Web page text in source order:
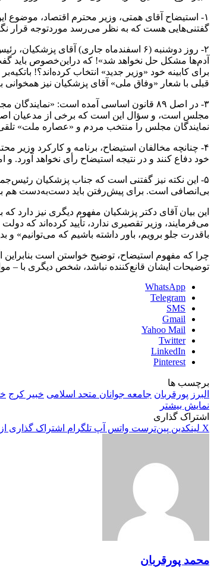
۱- استیضاح آقای همتی، وزیر محترم اقتصاد،
گفتنی‌هایی هست که به نظر می‌رسد موردتوجه قرار
۲- روز دوشنبه (۶ اسفندماه جاری)
آدم‌ها مشکل حل نخواهد شد»! که دراین‌خصوص باید
برای کابینه خود «وزیر جدید» انتخاب کرده‌اند؟!
قبلی با شعار «وفاق ملی» آقای پزشکیان نیز
۳- در اصل ۸۹ قانون اساسی آمده است:
مجلس است، و سؤال این است که برخی از مدعیان
نمایندگان مجلس را منتخب مردم و «عصاره ملت»
۴- چنانچه مخالفان استیضاح، برنامه و کارکرد وزیر
خود دفاع کنند و در نتیجه استیضاح رأی نخواهد آورد. و
۵- این نکته نیز گفتنی است که جناب پزشکیان
بی‌انصافی است. برای پیش‌رفتن باید دست‌به‌دست هم
این بیان آقای دکتر پزشکیان مفهوم دیگری نیز
می‌فرمایند، وزیر تقصیری ندارد، تأیید کرده‌اند که
باقدرت جلو برویم، باور داشته باشیم که می‌توانیم» و
چرا که مفهوم استیضاح، توضیح خواستن است بنابراین
توضیحات ایشان قانع‌کننده نباشد، شخص دیگری با
WhatsApp
Telegram
SMS
Gmail
Yahoo Mail
Twitter
LinkedIn
Pinterest
برچسب ها
البرز پورقربان جامعه جوانان متحد اسلامی خبیر کرج
نمایش بیشتر
اشتراک گذاری
X لینکدین ‫پین‌ترست واتس آپ تلگرام اشتراک گذاری
محمد پورقربان